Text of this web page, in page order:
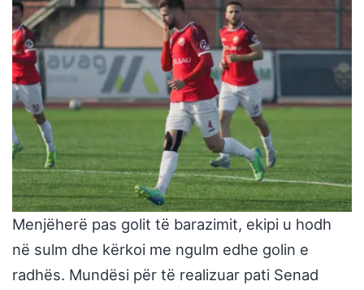
Menjëherë pas golit të barazimit, ekipi u hodh
në sulm dhe kërkoi me ngulm edhe golin e
radhës. Mundësi për të realizuar pati Senad